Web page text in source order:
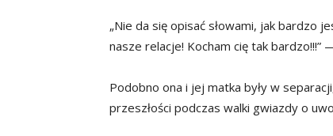
„Nie da się opisać słowami, jak bardzo
nasze relacje! Kocham cię tak
Podobno ona i jej matka były w
przeszłości podczas walki gwiazdy o